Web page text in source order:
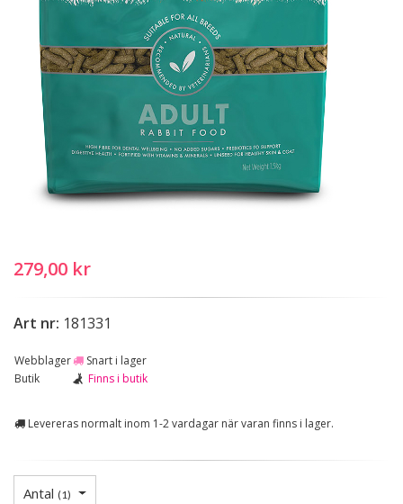
279,00 kr
Art nr: 181331
Webblager
Snart i lager
Butik
Finns i butik
Levereras normalt inom 1-2 vardagar när varan finns i lager.
Antal (1)